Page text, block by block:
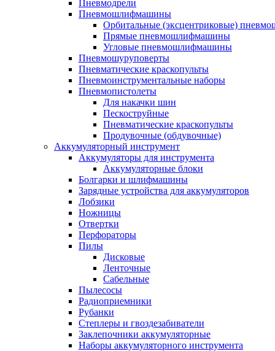
Пневмодрели
Пневмошлифмашины
Орбитальные (эксцентриковые)
Прямые пневмошлифмашины
Угловые пневмошлифмашины
Пневмошуруповерты
Пневматические краскопульты
Пневмоинструментальные наборы
Пневмопистолеты
Для накачки шин
Пескоструйные
Пневматические краскопульты
Продувочные (обдувочные)
Аккумуляторный инструмент
Аккумуляторы для инструмента
Аккумуляторные блоки
Болгарки и шлифмашины
Зарядные устройства для аккумуляторов
Лобзики
Ножницы
Отвертки
Перфораторы
Пилы
Дисковые
Ленточные
Сабельные
Пылесосы
Радиоприемники
Рубанки
Степлеры и гвоздезабиватели
Заклепочники аккумуляторные
Наборы аккумуляторного инструмента